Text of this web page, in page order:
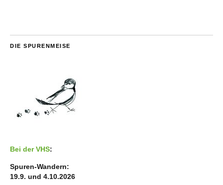
DIE SPURENMEISE
Bei der VHS:
Spuren-Wandern:
19.9. und 4.10.2026